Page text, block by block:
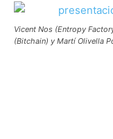
Vicent Nos (Entropy
(Bitchain) y Martí Olivella